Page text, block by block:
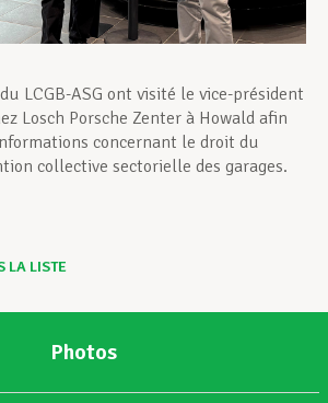
LCGB-ASG ont visité le vice-président
Losch Porsche Zenter à Howald afin
concernant le droit du
collective sectorielle des garages.
LA LISTE
Photos